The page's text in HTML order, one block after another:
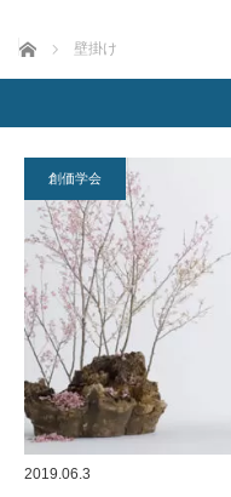
ホーム 壁掛け
創価学会
2019.06.3